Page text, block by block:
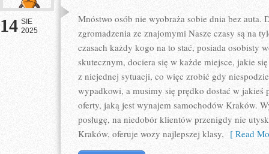
14 SIE
2025
Mnóstwo osób nie wyobraża sobie dnia bez auta.
zgromadzenia ze znajomymi Nasze czasy są na
czasach każdy kogo na to stać, posiada osobisty
skutecznym, dociera się w każde miejsce, jakie
z niejednej sytuacji, co więc zrobić gdy
wypadkowi, a musimy się prędko dostać w jakieś
oferty, jaką jest wynajem samochodów Kraków.
posługę, na niedobór klientów przenigdy nie
Kraków, oferuje wozy najlepszej klasy, [ Read